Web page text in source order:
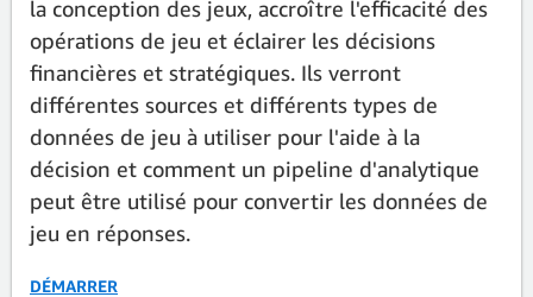
la conception des jeux, accroître l'efficacité des
opérations de jeu et éclairer les décisions
financières et stratégiques. Ils verront
différentes sources et différents types de
données de jeu à utiliser pour l'aide à la
décision et comment un pipeline d'analytique
peut être utilisé pour convertir les données de
jeu en réponses.
DÉMARRER